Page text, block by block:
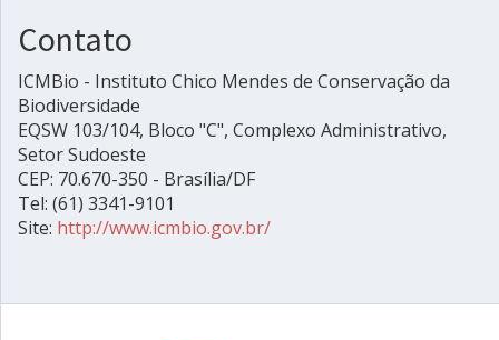
Contato
ICMBio - Instituto Chico Mendes de Conservação da
Biodiversidade
EQSW 103/104, Bloco "C", Complexo Administrativo,
Setor Sudoeste
CEP: 70.670-350 - Brasília/DF
Tel: (61) 3341-9101
Site: http://www.icmbio.gov.br/